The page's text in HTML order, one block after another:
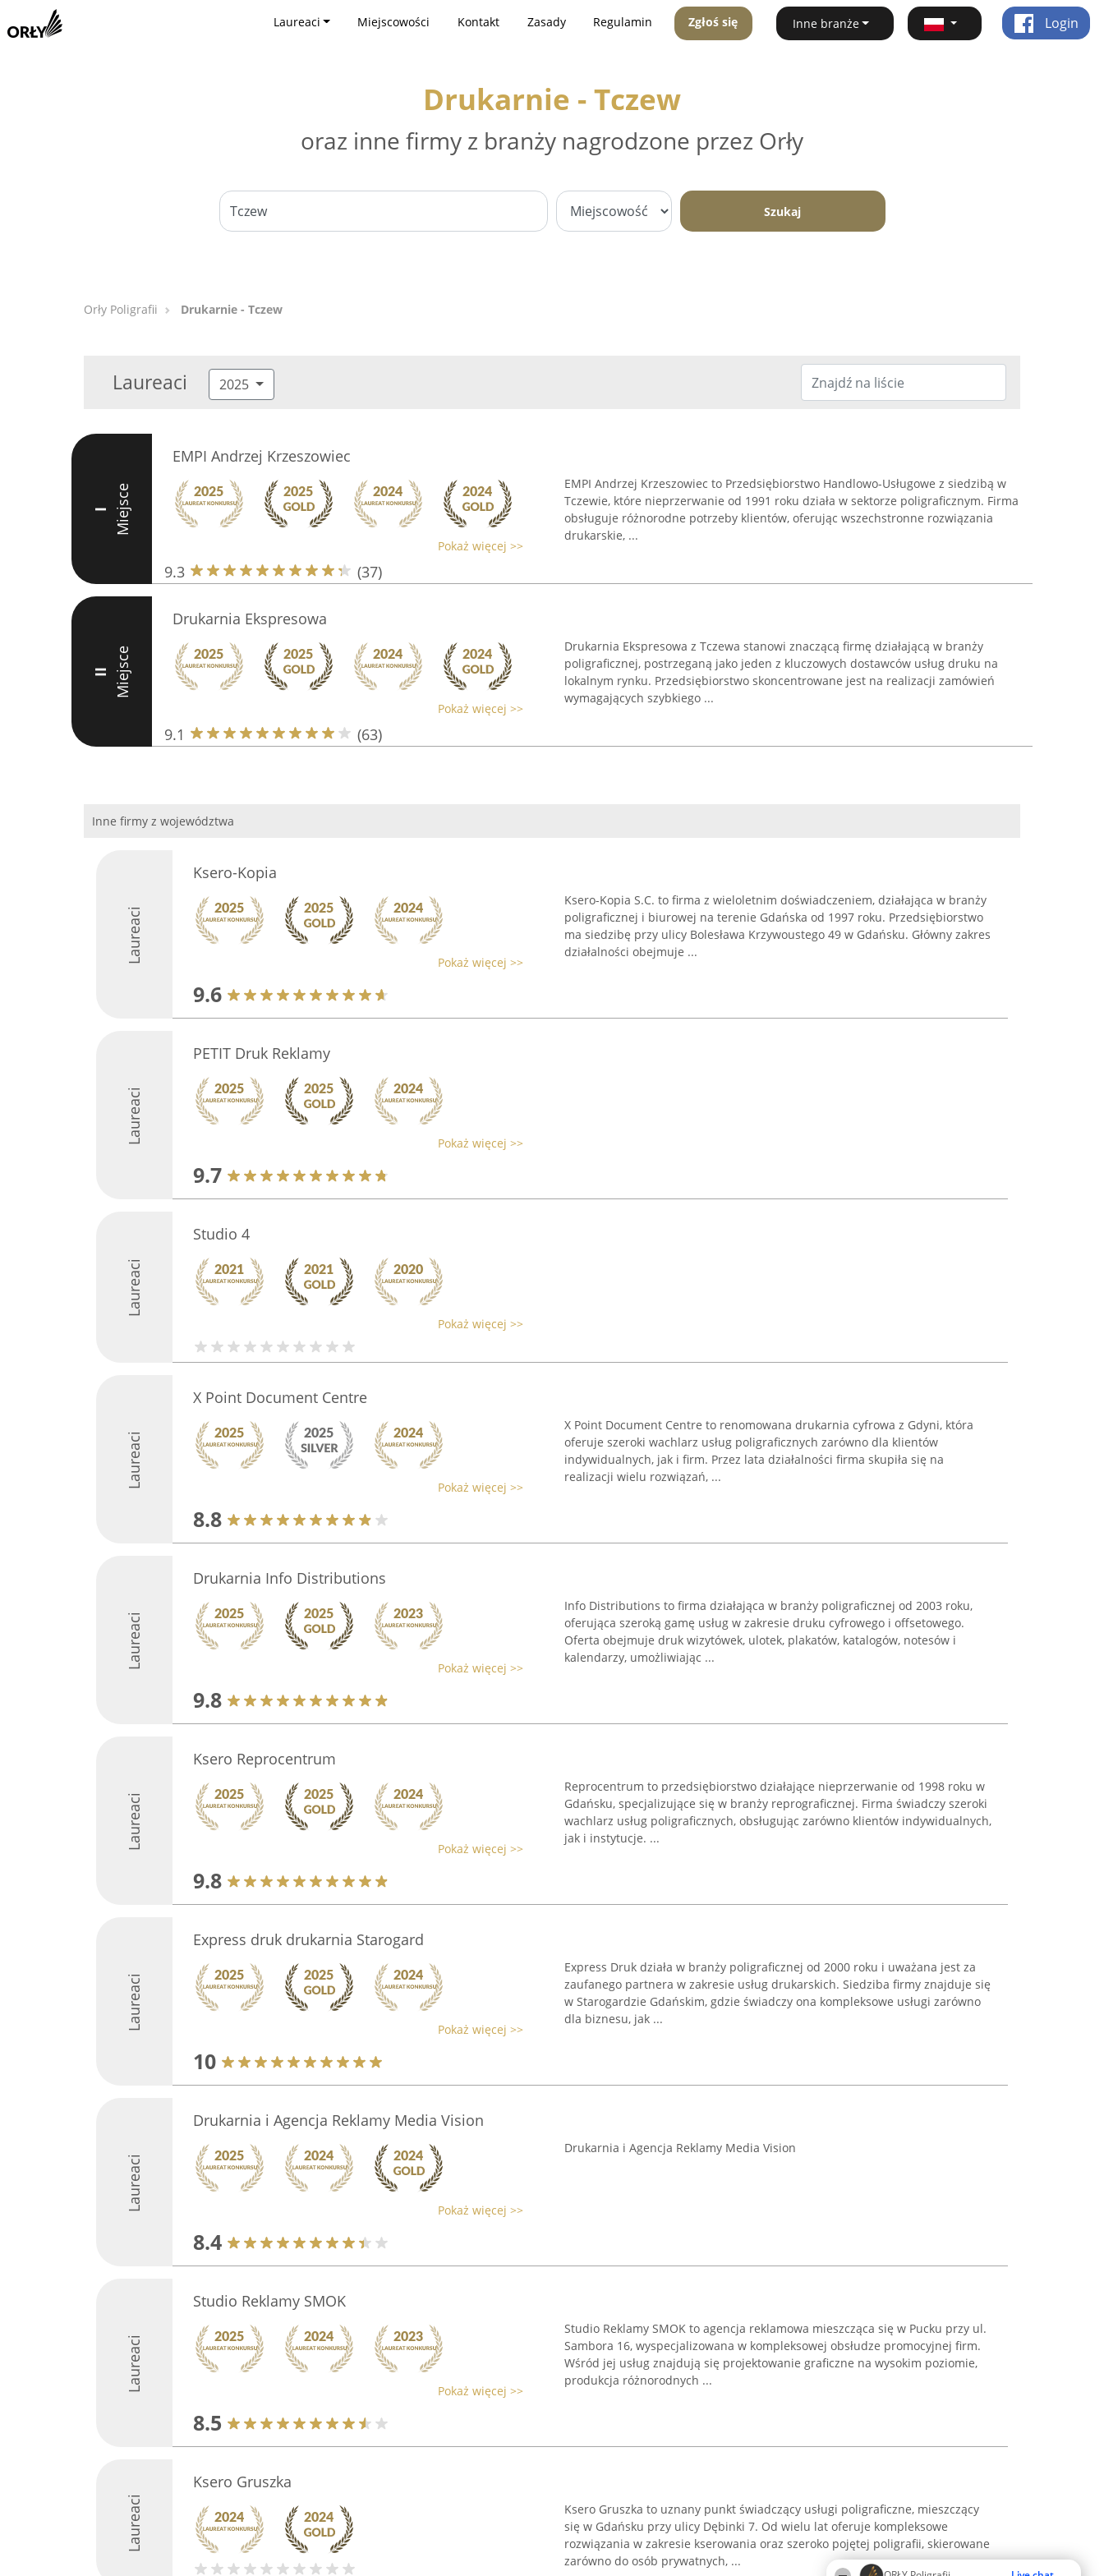
Laureaci Miejscowości Kontakt Zasady Regulamin Zgłoś się Inne branże Login
Drukarnie - Tczew
oraz inne firmy z branży nagrodzone przez Orły
Szukaj
Orły Poligrafii Drukarnie - Tczew
Laureaci 2025
I Miejsce
EMPI Andrzej Krzeszowiec
Pokaż więcej >>
9.3 (37)
EMPI Andrzej Krzeszowiec to Przedsiębiorstwo Handlowo-Usługowe z siedzibą w
Tczewie, które nieprzerwanie od 1991 roku działa w sektorze poligraficznym. Firma
obsługuje różnorodne potrzeby klientów, oferując wszechstronne rozwiązania
drukarskie, ...
II Miejsce
Drukarnia Ekspresowa
Pokaż więcej >>
9.1 (63)
Drukarnia Ekspresowa z Tczewa stanowi znaczącą firmę działającą w branży
poligraficznej, postrzeganą jako jeden z kluczowych dostawców usług druku na
lokalnym rynku. Przedsiębiorstwo skoncentrowane jest na realizacji zamówień
wymagających szybkiego ...
Inne firmy z województwa
Laureaci
Ksero-Kopia
Pokaż więcej >>
9.6
Ksero-Kopia S.C. to firma z wieloletnim doświadczeniem, działająca w branży
poligraficznej i biurowej na terenie Gdańska od 1997 roku. Przedsiębiorstwo
ma siedzibę przy ulicy Bolesława Krzywoustego 49 w Gdańsku. Główny zakres
działalności obejmuje ...
Laureaci
PETIT Druk Reklamy
Pokaż więcej >>
9.7
Laureaci
Studio 4
Pokaż więcej >>
Laureaci
X Point Document Centre
Pokaż więcej >>
8.8
X Point Document Centre to renomowana drukarnia cyfrowa z Gdyni, która
oferuje szeroki wachlarz usług poligraficznych zarówno dla klientów
indywidualnych, jak i firm. Przez lata działalności firma skupiła się na
realizacji wielu rozwiązań, ...
Laureaci
Drukarnia Info Distributions
Pokaż więcej >>
9.8
Info Distributions to firma działająca w branży poligraficznej od 2003 roku,
oferująca szeroką gamę usług w zakresie druku cyfrowego i offsetowego.
Oferta obejmuje druk wizytówek, ulotek, plakatów, katalogów, notesów i
kalendarzy, umożliwiając ...
Laureaci
Ksero Reprocentrum
Pokaż więcej >>
9.8
Reprocentrum to przedsiębiorstwo działające nieprzerwanie od 1998 roku w
Gdańsku, specjalizujące się w branży reprograficznej. Firma świadczy szeroki
wachlarz usług poligraficznych, obsługując zarówno klientów indywidualnych,
jak i instytucje. ...
Laureaci
Express druk drukarnia Starogard
Pokaż więcej >>
10
Express Druk działa w branży poligraficznej od 2000 roku i uważana jest za
zaufanego partnera w zakresie usług drukarskich. Siedziba firmy znajduje się
w Starogardzie Gdańskim, gdzie świadczy ona kompleksowe usługi zarówno
dla biznesu, jak ...
Laureaci
Drukarnia i Agencja Reklamy Media Vision
Pokaż więcej >>
8.4
Drukarnia i Agencja Reklamy Media Vision
Laureaci
Studio Reklamy SMOK
Pokaż więcej >>
8.5
Studio Reklamy SMOK to agencja reklamowa mieszcząca się w Pucku przy ul.
Sambora 16, wyspecjalizowana w kompleksowej obsłudze promocyjnej firm.
Wśród jej usług znajdują się projektowanie graficzne na wysokim poziomie,
produkcja różnorodnych ...
Laureaci
Ksero Gruszka
Ksero Gruszka to uznany punkt świadczący usługi poligraficzne, mieszczący
się w Gdańsku przy ulicy Dębinki 7. Od wielu lat oferuje kompleksowe
rozwiązania w zakresie kserowania oraz szeroko pojętej poligrafii, skierowane
zarówno do osób prywatnych, ...